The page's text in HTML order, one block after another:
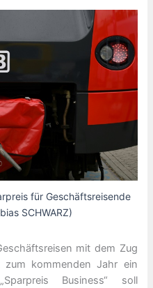
für Geschäftsreisende
SCHWARZ)
mit dem Zug
kommenden Jahr ein
Business“ soll